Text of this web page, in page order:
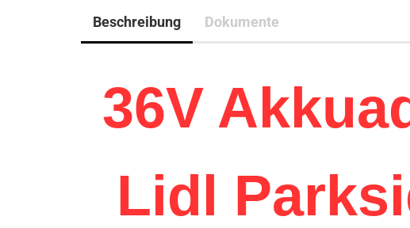
Beschreibung Dokumente
36V
Lidl